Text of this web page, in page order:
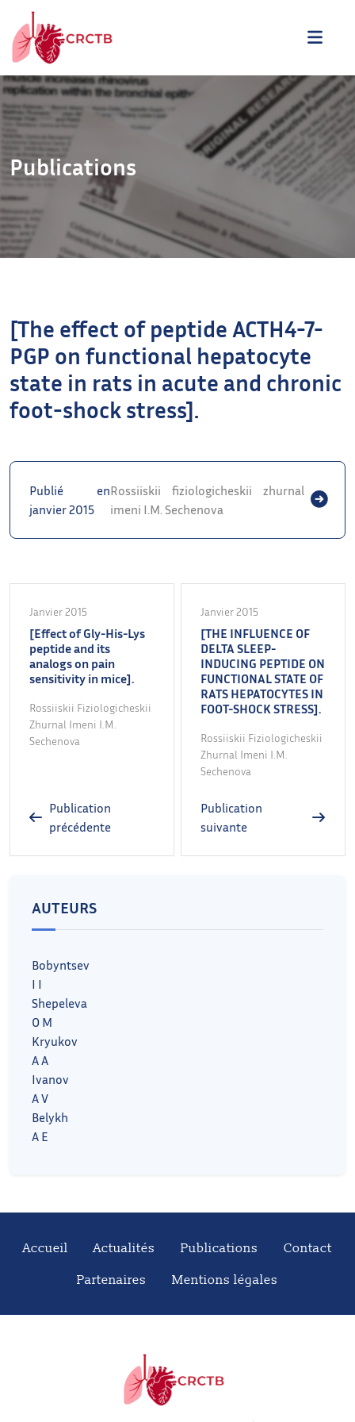
Aller au contenu
Publications
[The effect of peptide ACTH4-7-
PGP on functional hepatocyte
state in rats in acute and chronic
foot-shock stress].
Publié en
janvier 2015
Rossiiskii fiziologicheskii zhurnal
imeni I.M. Sechenova
Janvier 2015
[Effect of Gly-His-Lys
peptide and its
analogs on pain
sensitivity in mice].
Rossiiskii Fiziologicheskii
Zhurnal Imeni I.M.
Sechenova
Publication
précédente
Janvier 2015
[THE INFLUENCE OF
DELTA SLEEP-
INDUCING PEPTIDE ON
FUNCTIONAL STATE OF
RATS HEPATOCYTES IN
FOOT-SHOCK STRESS].
Rossiiskii Fiziologicheskii
Zhurnal Imeni I.M.
Sechenova
Publication
suivante
AUTEURS
Bobyntsev
I I
Shepeleva
O M
Kryukov
A A
Ivanov
A V
Belykh
A E
Accueil Actualités Publications
Contact
Partenaires
Mentions légales